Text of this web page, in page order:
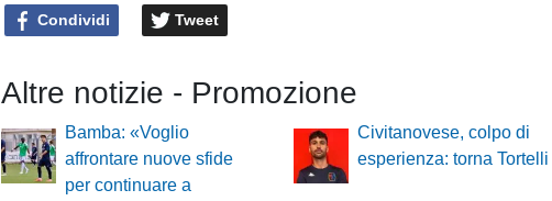
Condividi Tweet
Altre notizie - Promozione
Bamba: «Voglio
affrontare nuove sfide
per continuare a
Civitanovese, colpo di
esperienza: torna Tortelli